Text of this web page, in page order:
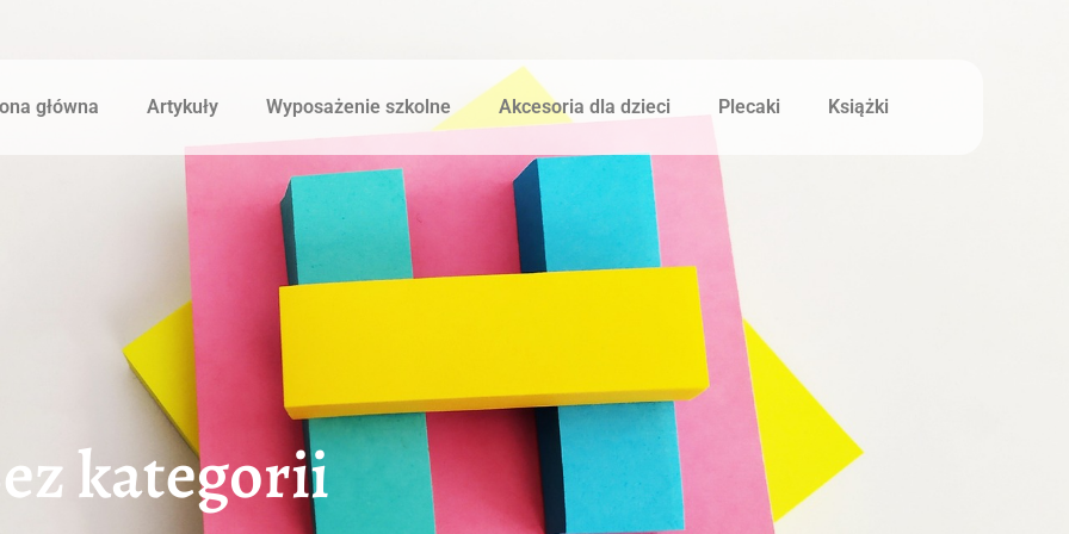
główna Artykuły Wyposażenie szkolne Akcesoria dla dzieci Plecaki Książki
kategorii